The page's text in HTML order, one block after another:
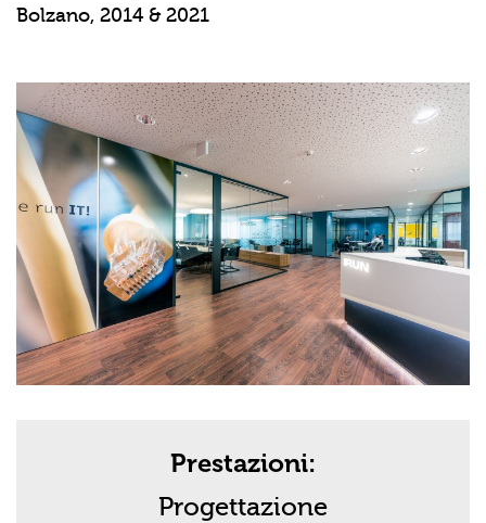
Bolzano, 2014 & 2021
Prestazioni:
Progettazione